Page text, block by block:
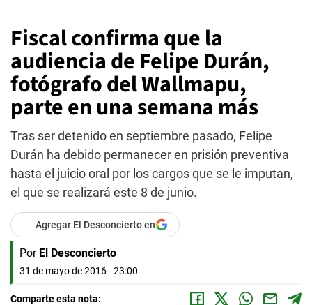
Fiscal confirma que la
audiencia de Felipe Durán,
fotógrafo del Wallmapu,
parte en una semana más
Tras ser detenido en septiembre pasado, Felipe
Durán ha debido permanecer en prisión preventiva
hasta el juicio oral por los cargos que se le imputan,
el que se realizará este 8 de junio.
Agregar El Desconcierto en
Por El Desconcierto
31 de mayo de 2016 - 23:00
Comparte esta nota: